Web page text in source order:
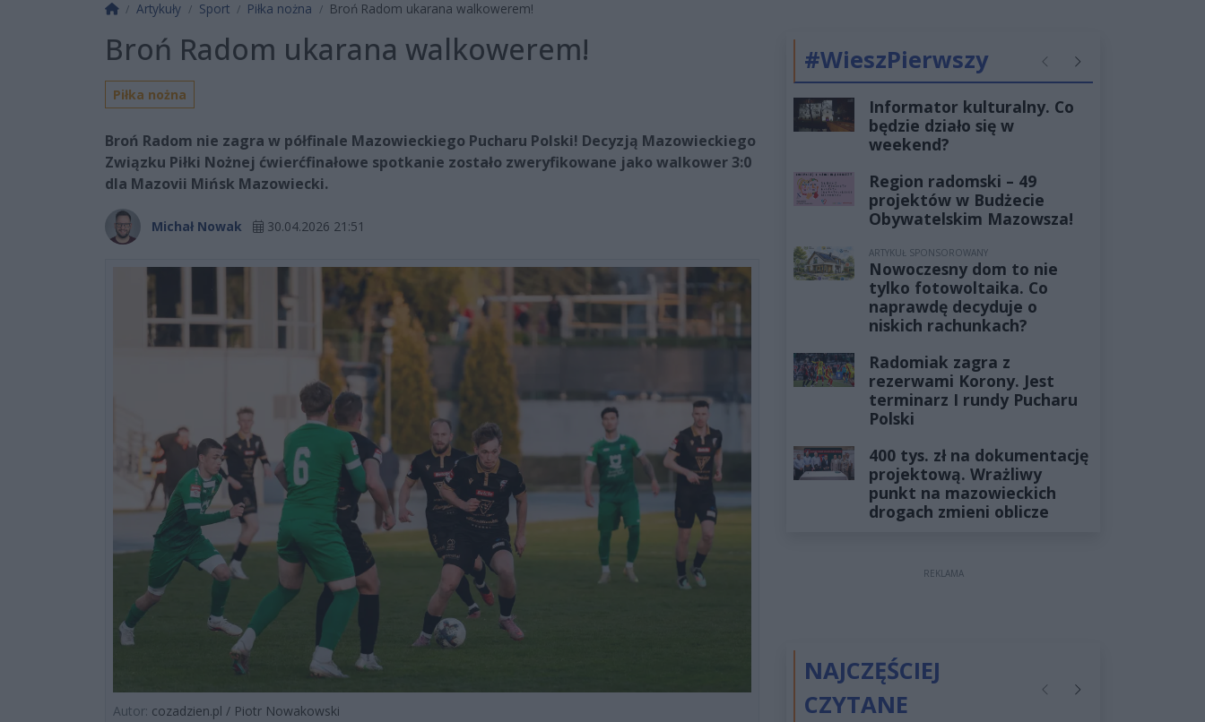
Strona główna
Artykuły Sport Piłka nożna Broń Radom ukarana walkowerem!
Broń Radom ukarana walkowerem!
Piłka nożna
Broń Radom nie zagra w półfinale Mazowieckiego Pucharu Polski! Decyzją Mazowieckiego
Związku Piłki Nożnej ćwierćfinałowe spotkanie zostało zweryfikowane jako walkower 3:0
dla Mazovii Mińsk Mazowiecki.
Michał Nowak 30.04.2026 21:51
Autor: cozadzien.pl / Piotr Nowakowski
#WieszPierwszy PoprzednieNastępne
Informator kulturalny. Co
będzie działo się w
weekend?
Region radomski – 49
projektów w Budżecie
Obywatelskim Mazowsza!
ARTYKUŁ SPONSOROWANY
Nowoczesny dom to nie
tylko fotowoltaika. Co
naprawdę decyduje o
niskich rachunkach?
Radomiak zagra z
rezerwami Korony. Jest
terminarz I rundy Pucharu
Polski
400 tys. zł na dokumentację
projektową. Wrażliwy
punkt na mazowieckich
drogach zmieni oblicze
REKLAMA
NAJCZĘŚCIEJ
CZYTANE
PoprzednieNastępne